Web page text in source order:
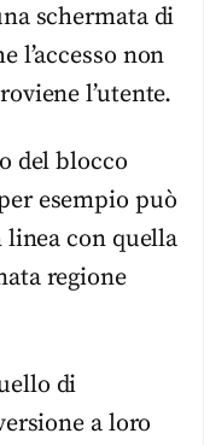
schermata di
l’accesso non
l’utente.
del blocco
esempio può
linea con quella
regione
di
a loro